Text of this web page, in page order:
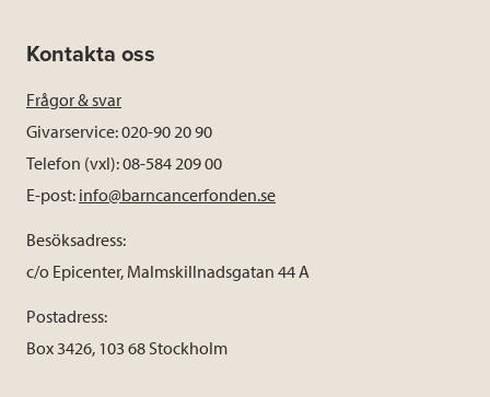
Kontakta oss
Frågor & svar
Givarservice: 020-90 20 90
Telefon (vxl): 08-584 209 00
E-post: info@barncancerfonden.se
Besöksadress:
c/o Epicenter, Malmskillnadsgatan 44 A
Postadress:
Box 3426, 103 68 Stockholm